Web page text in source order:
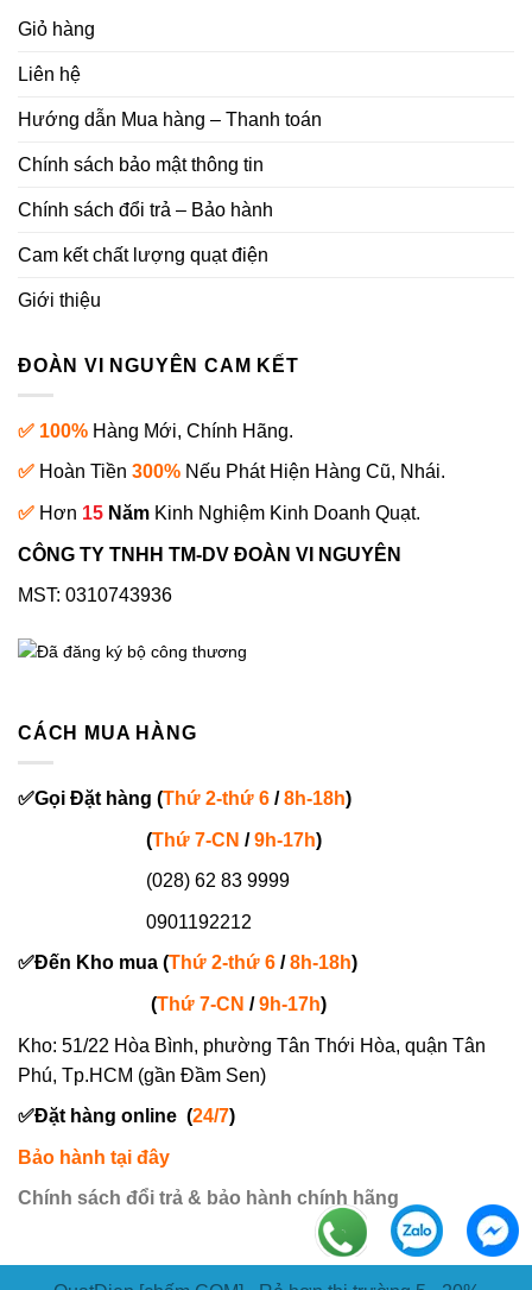
Giỏ hàng
Liên hệ
Hướng dẫn Mua hàng – Thanh toán
Chính sách bảo mật thông tin
Chính sách đổi trả – Bảo hành
Cam kết chất lượng quạt điện
Giới thiệu
ĐOÀN VI NGUYÊN CAM KẾT
✅ 100% Hàng Mới, Chính Hãng.
✅ Hoàn Tiền 300% Nếu Phát Hiện Hàng Cũ, Nhái.
✅ Hơn 15 Năm Kinh Nghiệm Kinh Doanh Quạt.
CÔNG TY TNHH TM-DV ĐOÀN VI NGUYÊN
MST: 0310743936
CÁCH MUA HÀNG
✅Gọi Đặt hàng (Thứ 2-thứ 6 /8h-18h)
(Thứ 7-CN /9h-17h)
(028) 62 83 9999
0901192212
✅Đến Kho mua (Thứ 2-thứ 6 /8h-18h)
(Thứ 7-CN /9h-17h)
Kho: 51/22 Hòa Bình, phường Tân Thới Hòa, quận Tân
Phú, Tp.HCM (gần Đầm Sen)
✅Đặt hàng online (24/7)
Bảo hành tại đây
Chính sách đổi trả & bảo hành chính hãng